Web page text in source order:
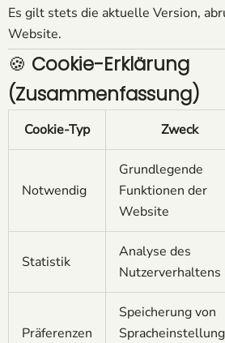
Es gilt stets die aktuelle Version,
Website.
🍪 Cookie-Erklärung
(Zusammenfassung)
Cookie-Typ Zweck
Notwendig
Grundlegende
Funktionen der
Website
Statistik
Analyse des
Nutzerverhaltens
Präferenzen
Speicherung von